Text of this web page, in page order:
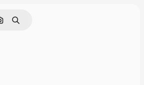
per immagine
Ricerca